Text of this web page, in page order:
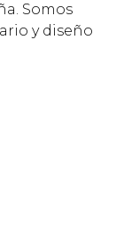
Somos
y diseño